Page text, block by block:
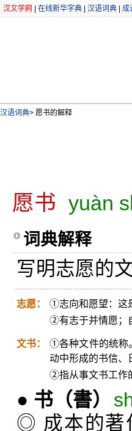
汉文学网 在线新华字典 汉语词典 成
汉语词典> 愿书的解释
愿书 yuàn
词典解释
写明志愿的文
志愿：
①志向和愿望：这
②有志于并情愿；
文书：
①各种文件的统称
动中形成的书信、
②指从事文书工作
● 书 （書）
◎ 成本的著